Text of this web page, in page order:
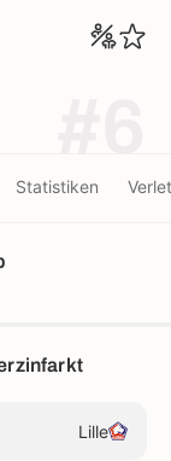
Statistiken
Lille